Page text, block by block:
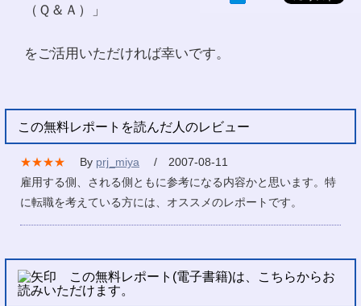
（Ｑ＆Ａ）」
をご活用いただければ幸いです。
この無料レポートを読んだ人のレビュー
★★★★ By prj_miya
/ 2007-08-11
雇用する側、される側ともに参考になる内容かと思います。特
に転職を考えている方には、オススメのレポートです。
この無料レポート(電子書籍)は、こちらからお
読みいただけます。